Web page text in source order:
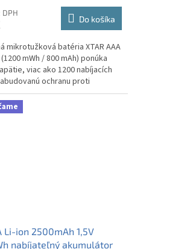
Do košíka
mikrotužková batéria XTAR AAA
mWh / 800 mAh) ponúka
viac ako 1200 nabíjacích
ochranu proti
či...
Li-ion 2500mAh 1,5V
nabíjateľný akumulátor